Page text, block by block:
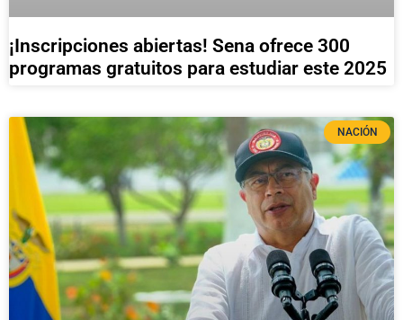
¡Inscripciones abiertas! Sena ofrece 300
programas gratuitos para estudiar este 2025
NACIÓN